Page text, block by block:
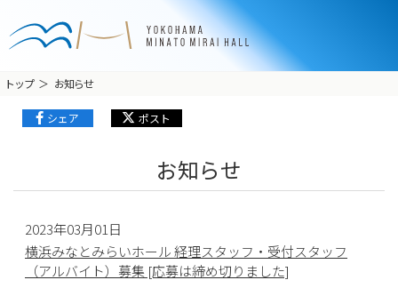
トップ お知らせ
シェア ポスト
お知らせ
2023年03月01日
横浜みなとみらいホール 経理スタッフ・受付スタッフ
（アルバイト）募集 [応募は締め切りました]